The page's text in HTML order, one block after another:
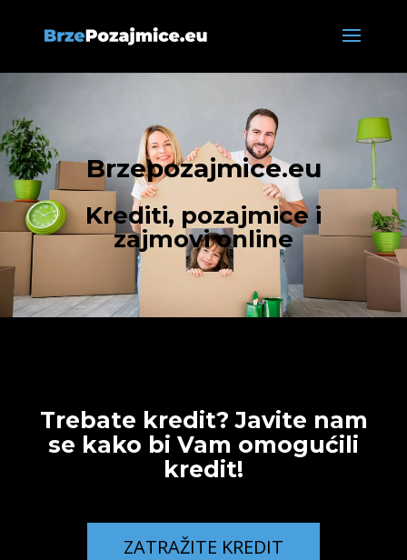
Brzepozajmice.eu
Krediti, pozajmice i
zajmovi online
Trebate kredit? Javite nam
se kako bi Vam omogućili
kredit!
ZATRAŽITE KREDIT